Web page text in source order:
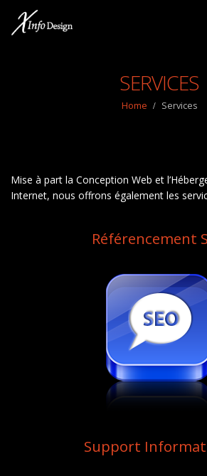
SERVICES
Home Services
Mise à part la Conception Web et
Internet, nous offrons également les
Référencement
Support